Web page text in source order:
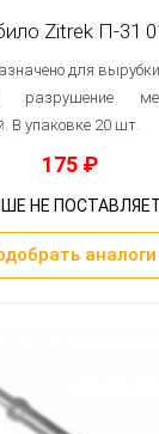
Zitrek П-31
для
разрушение
В упаковке 20 шт.
175 ₽
НЕ
аналоги